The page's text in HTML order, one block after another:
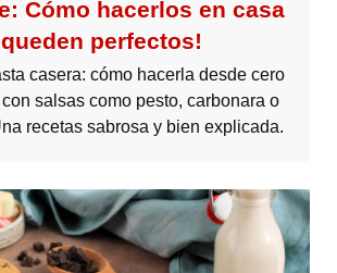
Cómo hacerlos en casa
queden perfectos!
casera: cómo hacerla desde cero
salsas como pesto, carbonara o
recetas sabrosa y bien explicada.